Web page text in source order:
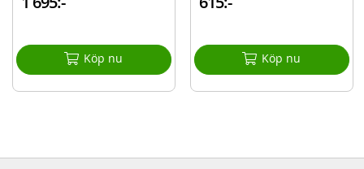
Köp nu Köp nu